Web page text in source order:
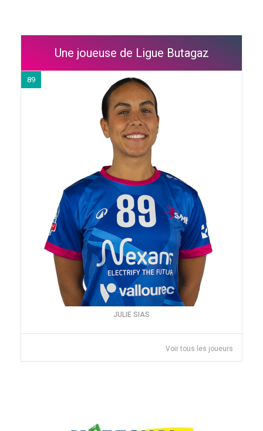
Une joueuse de Ligue Butagaz
89
JULIE SIAS
Voir tous les joueurs